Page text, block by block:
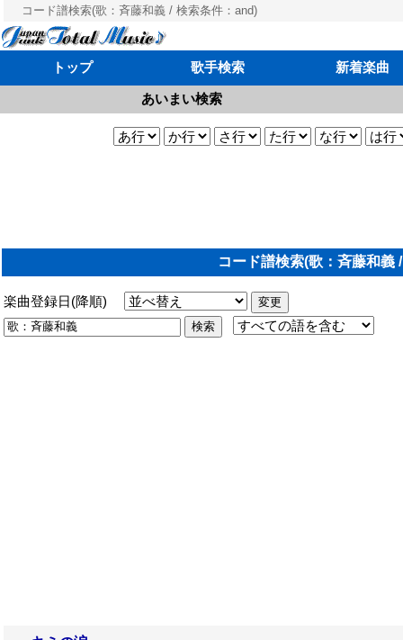
コード譜検索(歌：斉藤和義 / 検索条件：and)
トップ 歌手検索 新着楽曲
あいまい検索
コード譜検索(歌：斉藤和義
楽曲登録日(降順)